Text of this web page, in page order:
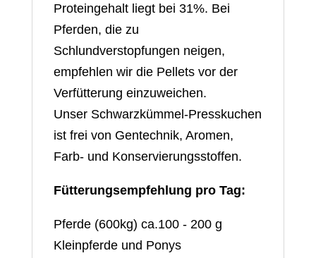
Proteingehalt liegt bei 31%. Bei
Pferden, die zu
Schlundverstopfungen neigen,
empfehlen wir die Pellets vor der
Verfütterung einzuweichen.
Unser Schwarzkümmel-Presskuchen
ist frei von Gentechnik, Aromen,
Farb- und Konservierungsstoffen.
Fütterungsempfehlung pro Tag:
Pferde (600kg) ca.100 - 200 g
Kleinpferde und Ponys